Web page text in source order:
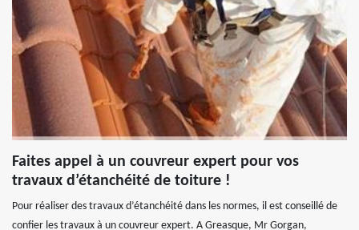
Faites appel à un couvreur expert pour vos
travaux d’étanchéité de toiture !
Pour réaliser des travaux d’étanchéité dans les normes, il est conseillé de
confier les travaux à un couvreur expert. A Greasque, Mr Gorgan,